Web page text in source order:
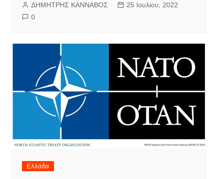
ΔΗΜΗΤΡΗΣ ΚΑΝΝΑΒΟΣ
25 Ιουλίου, 2022
0
Ελλάδα